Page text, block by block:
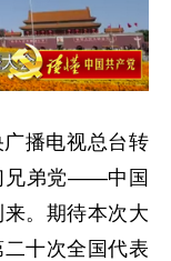
播电视总台转
兄弟党——中国
。期待本次大
十次全国代表